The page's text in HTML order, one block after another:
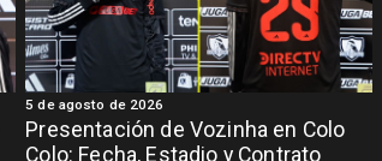
Presentación de Vozinha en Colo
Colo: Fecha, Estadio y Contrato
5 de agosto de 2026